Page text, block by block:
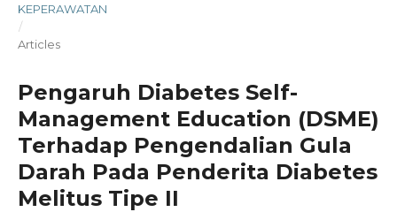
KEPERAWATAN
/
Articles
Pengaruh Diabetes Self-
Management Education (DSME)
Terhadap Pengendalian Gula
Darah Pada Penderita Diabetes
Melitus Tipe II